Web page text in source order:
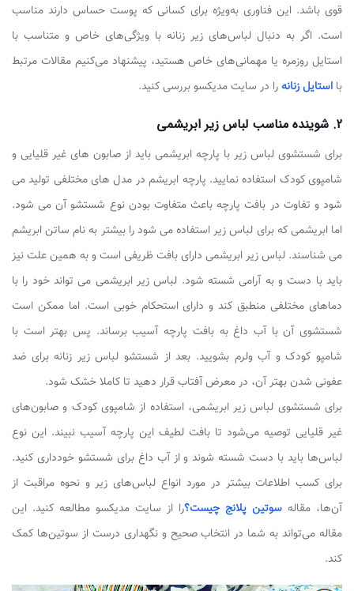
قوی باشد. این فناوری به‌ویژه برای کسانی که پوست حساس دارند مناسب
است. اگر به دنبال لباس‌های زیر زنانه با ویژگی‌های خاص و متناسب با
استایل روزمره یا مهمانی‌های خاص هستید، پیشنهاد می‌کنیم مقالات مرتبط
با استایل زنانهرا در سایت مدیکسو بررسی کنید.
2. شوینده مناسب لباس زیر ابریشمی
برای شستشوی لباس زیر با پارچه ابریشمی باید از صابون های غیر قلیایی و
شامپوی کودک استفاده نمایید. پارچه ابریشم در مدل های مختلفی تولید می
شود و تفاوت در بافت پارچه باعث متفاوت بودن نوع شستشو آن می شود.
اما ابریشمی که برای لباس زیر استفاده می شود را بیشتر به نام ساتن ابریشم
می شناسند. لباس زیر ابریشمی دارای بافت ظریفی است و به همین علت نیز
باید با دست و به آرامی شسته شود. لباس زیر ابریشمی می تواند خود را با
دماهای مختلفی منطبق کند و دارای استحکام خوبی است. اما ممکن است
شستشوی آن با آب داغ به بافت پارچه آسیب برساند. پس بهتر است با
شامپو کودک و آب ولرم بشویید. بعد از شستشو لباس زیر زنانه برای ضد
عفونی شدن بهتر آن، در معرض آفتاب قرار دهید تا کاملا خشک شود.
برای شستشوی لباس زیر ابریشمی، استفاده از شامپوی کودک و صابون‌های
غیر قلیایی توصیه می‌شود تا بافت لطیف این پارچه آسیب نبیند. این نوع
لباس‌ها باید با دست شسته شوند و از آب داغ برای شستشو خودداری کنید.
برای کسب اطلاعات بیشتر در مورد انواع لباس‌های زیر و نحوه مراقبت از
آن‌ها، مقاله سوتین پلانج چیست؟را از سایت مدیکسو مطالعه کنید. این
مقاله می‌تواند به شما در انتخاب صحیح و نگهداری درست از سوتین‌ها کمک
کند.